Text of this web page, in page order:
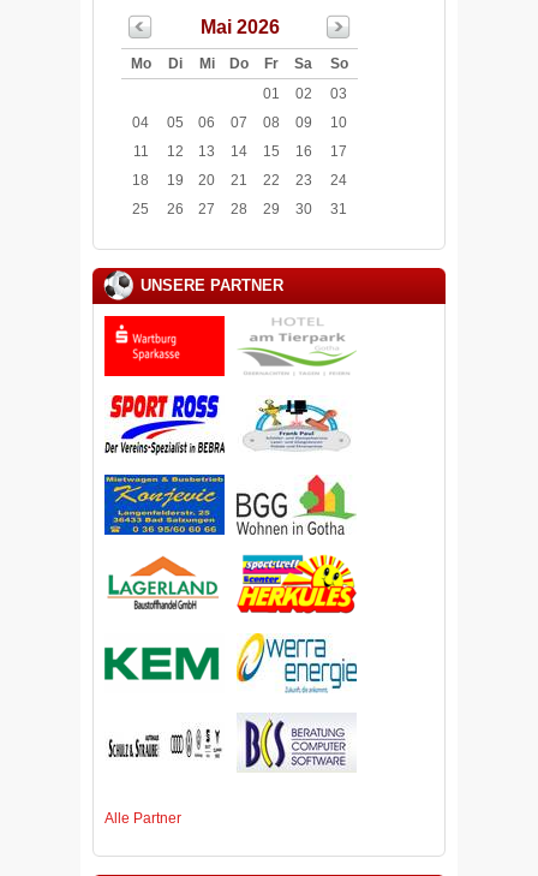
Mai 2026
Mo Di Mi Do Fr Sa
So
01
02
03
04
05 06 07 08 09
10
11
12 13 14 15 16
17
18
19 20 21 22 23
24
25
26 27 28 29 30 31
UNSERE PARTNER
Alle Partner